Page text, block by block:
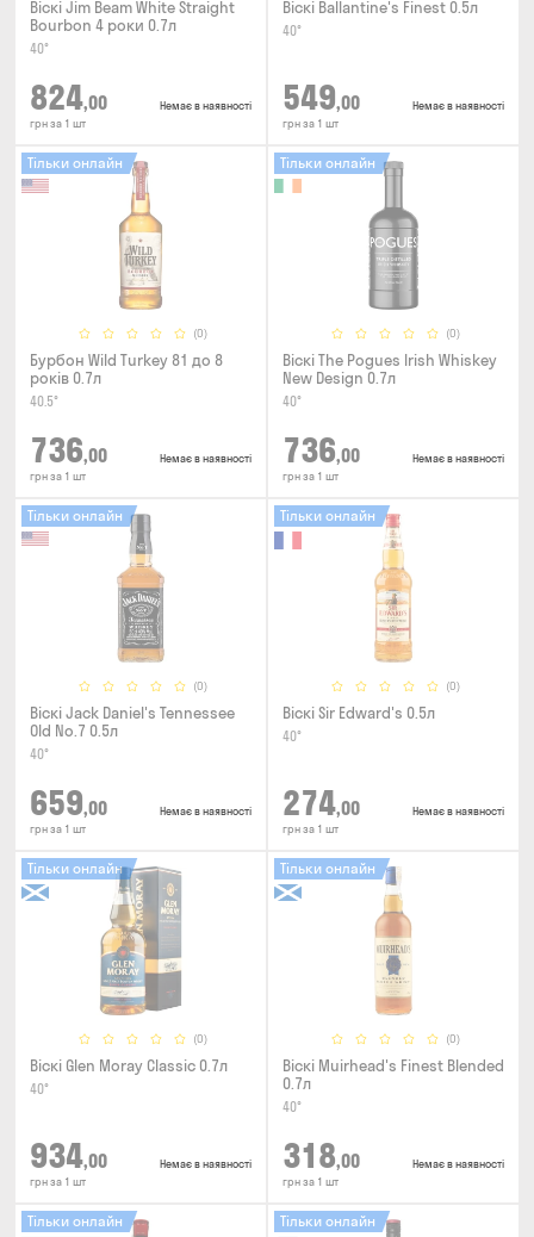
Віскі Jim Beam White Straight
Bourbon 4 роки 0.7л
40°
824,00
грн за 1 шт
Немає в наявності
Віскі Ballantine's Finest 0.5л
40°
549,00
грн за 1 шт
Немає в наявності
(0)
Тільки онлайн
Бурбон Wild Turkey 81 до 8
років 0.7л
40.5°
736,00
грн за 1 шт
Немає в наявності
(0)
Тільки онлайн
Віскі The Pogues Irish Whiskey
New Design 0.7л
40°
736,00
грн за 1 шт
Немає в наявності
(0)
Тільки онлайн
Віскі Jack Daniel's Tennessee
Old No.7 0.5л
40°
659,00
грн за 1 шт
Немає в наявності
(0)
Тільки онлайн
Віскі Sir Edward's 0.5л
40°
274,00
грн за 1 шт
Немає в наявності
(0)
Тільки онлайн
Віскі Glen Moray Classic 0.7л
40°
934,00
грн за 1 шт
Немає в наявності
(0)
Тільки онлайн
Віскі Muirhead's Finest Blended
0.7л
40°
318,00
грн за 1 шт
Немає в наявності
Тільки онлайн
Тільки онлайн